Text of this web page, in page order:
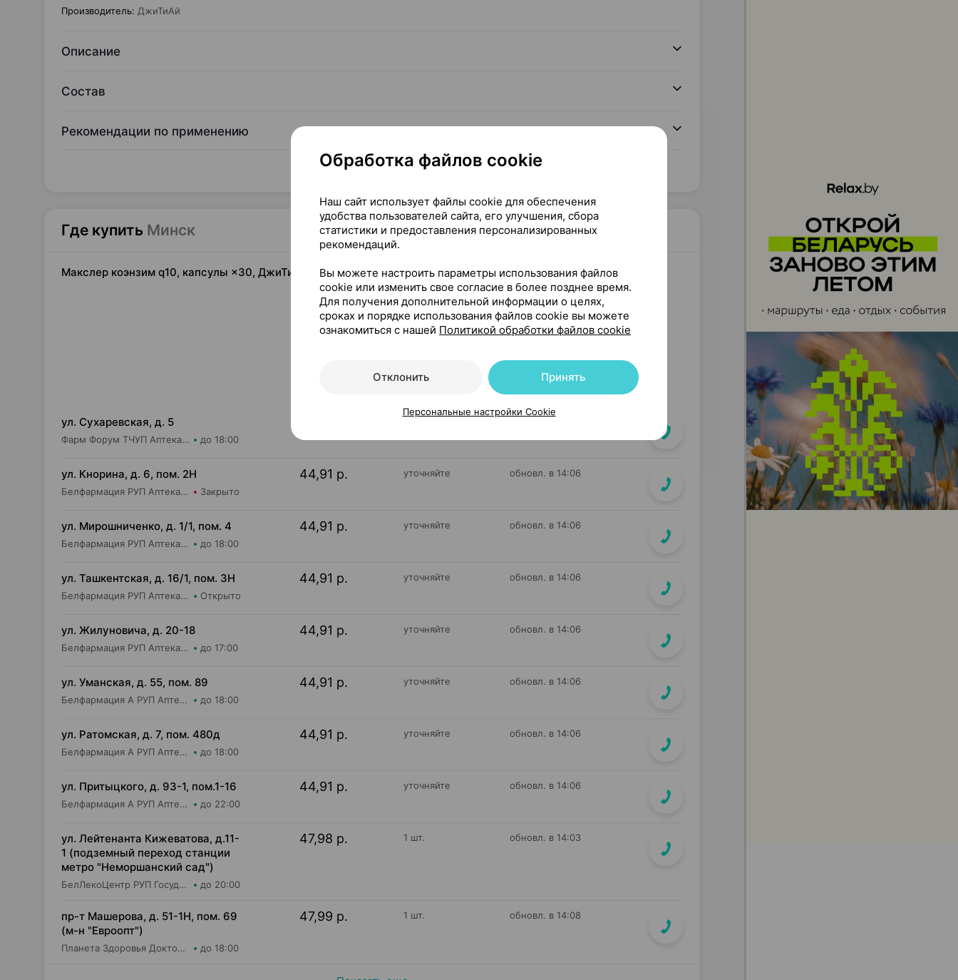
Производитель: ДжиТиАй
Описание
Состав
Рекомендации по применению
Читать полностью
Где купить Минск
Макслер коэнзим q10, капсулы ×30, ДжиТиАй Германия
129
ул. Сухаревская, д. 5
Фарм Форум ТЧУП Аптека №4 до 18:00
уточняйте
ул. Кнорина, д. 6, пом. 2Н
Белфармация РУП Аптека №37 Закрыто
44,91 р. уточняйте обновл. в 14:06
ул. Мирошниченко, д. 1/1, пом. 4
Белфармация РУП Аптека №75 до 18:00
44,91 р. уточняйте обновл. в 14:06
ул. Ташкентская, д. 16/1, пом. 3Н
Белфармация РУП Аптека №3 (дежурная) Открыто
44,91 р. уточняйте обновл. в 14:06
ул. Жилуновича, д. 20-18
Белфармация РУП Аптека №21 до 17:00
44,91 р. уточняйте обновл. в 14:06
ул. Уманская, д. 55, пом. 89
Белфармация А РУП Аптека №39 до 18:00
44,91 р. уточняйте обновл. в 14:06
ул. Ратомская, д. 7, пом. 480д
Белфармация А РУП Аптека №59 до 18:00
44,91 р. уточняйте обновл. в 14:06
ул. Притыцкого, д. 93-1, пом.1-16
Белфармация А РУП Аптека №91 до 22:00
44,91 р. уточняйте обновл. в 14:06
ул. Лейтенанта Кижеватова, д.11-
1 (подземный переход станции
метро "Неморшанский сад")
БелЛекоЦентр РУП Государственная аптека №49 до 20:00
47,98 р. 1 шт. обновл. в 14:03
пр-т Машерова, д. 51-1Н, пом. 69
(м-н "Евроопт")
Планета Здоровья Доктор Таир ООО Аптека №8 до 18:00
47,99 р. 1 шт. обновл. в 14:08
Обработка файлов cookie
Наш сайт использует файлы cookie для обеспечения
удобства пользователей сайта, его улучшения, сбора
статистики и предоставления персонализированных
рекомендаций.
Вы можете настроить параметры использования файлов
cookie или изменить свое согласие в более позднее время.
Для получения дополнительной информации о целях,
сроках и порядке использования файлов cookie вы можете
ознакомиться с нашей Политикой обработки файлов cookie
Отклонить Принять
Персональные настройки Cookie